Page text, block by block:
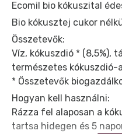
Ecomil bio kókuszital
Bio kókusztej cukor
Összetevők:
Víz, kókuszdió * (8,5%),
természetes kókuszdió-
* Összetevők
Hogyan kell használni:
Rázza fel alaposan a
tartsa hidegen és 5